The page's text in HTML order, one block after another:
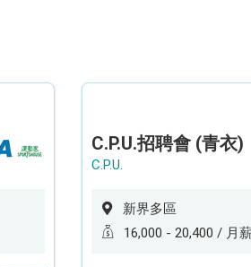
C.P.U.招聘會 (青衣)
C.P.U.
新界多區
16,000 - 20,400 / 月